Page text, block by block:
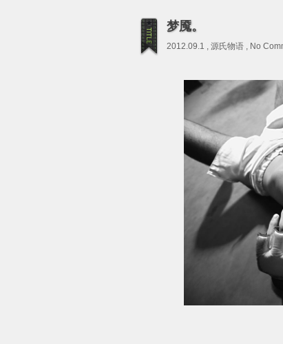
梦魇。
2012.09.1 , 源氏物语 No